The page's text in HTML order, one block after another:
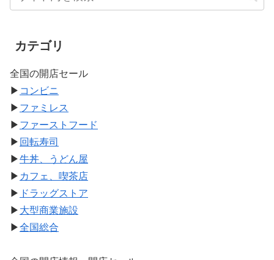
カテゴリ
全国の開店セール
▶ コンビニ
▶ ファミレス
▶ ファーストフード
▶ 回転寿司
▶牛丼、うどん屋
▶ カフェ、喫茶店
▶ ドラッグストア
▶ 大型商業施設
▶全国総合